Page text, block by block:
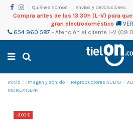
Quiénes somos Envíos y devoluciones
Compra antes de las 13:30h (L-V) para
gran electrodoméstico
654 960 587 - Atención al cliente L-V
Inicio Imagen y sonido Reproductores AUDIO
MDREX15LPPI
-3,00 €